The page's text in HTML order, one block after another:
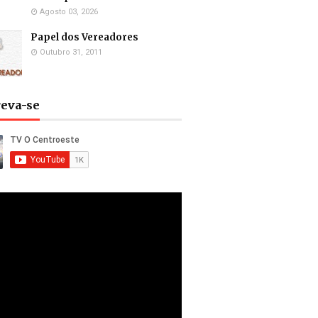
Agosto 03, 2026
Papel dos Vereadores
Outubro 31, 2011
se